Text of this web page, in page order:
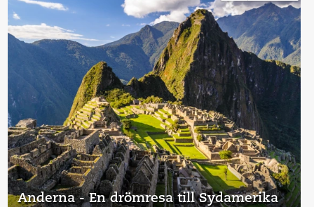
Anderna - En drömresa till Sydamerika